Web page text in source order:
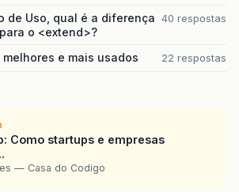
de Uso, qual é a diferença
o <extend>?
40 respostas
melhores e mais usados 22 respostas
Como startups e empresas
— Casa do Codigo